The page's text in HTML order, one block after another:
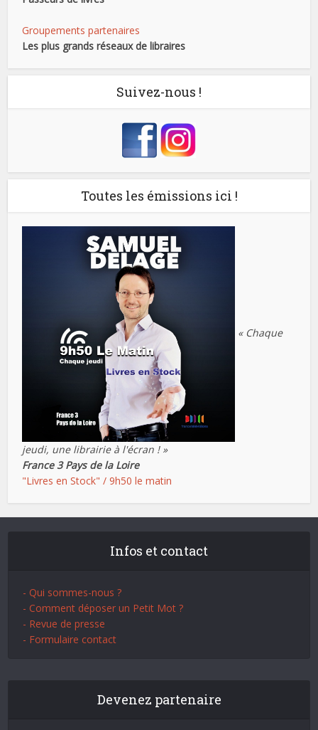
Groupements partenaires
Les plus grands réseaux de libraires
Suivez-nous !
Toutes les émissions ici !
« Chaque
jeudi, une librairie à l'écran ! »
France 3 Pays de la Loire
"Livres en Stock" / 9h50 le matin
Infos et contact
- Qui sommes-nous ?
- Comment déposer un Petit Mot ?
- Revue de presse
- Formulaire contact
Devenez partenaire